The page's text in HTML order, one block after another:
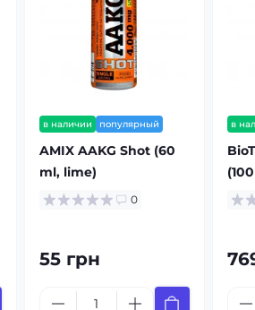
в наличии популярный
AMIX AAKG Shot (60
ml, lime)
0
55 грн
в